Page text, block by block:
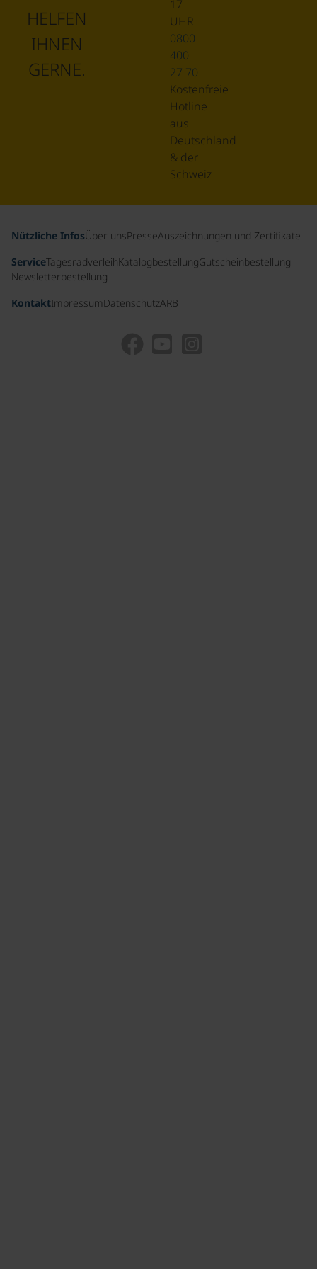
HELFEN
IHNEN
GERNE.
17
UHR
0800
400
27 70
Kostenfreie
Hotline
aus
Deutschland
& der
Schweiz
Nützliche InfosÜber unsPresseAuszeichnungen und Zertifikate
ServiceTagesradverleihKatalogbestellungGutscheinbestellung
Newsletterbestellung
KontaktImpressumDatenschutzARB